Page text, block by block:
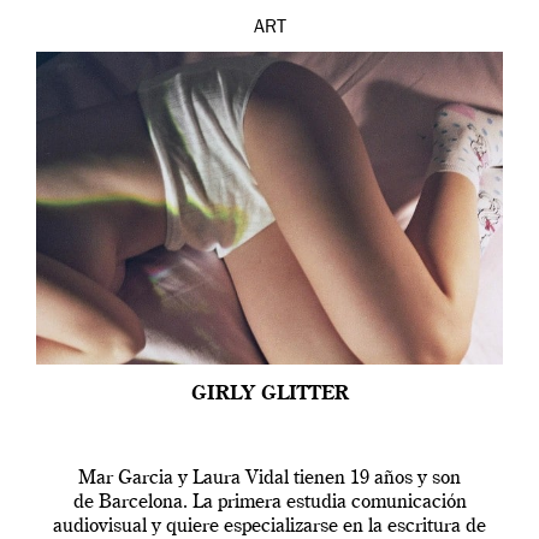
ART
GIRLY GLITTER
Mar Garcia y Laura Vidal tienen 19 años y son
de Barcelona. La primera estudia comunicación
audiovisual y quiere especializarse en la escritura de